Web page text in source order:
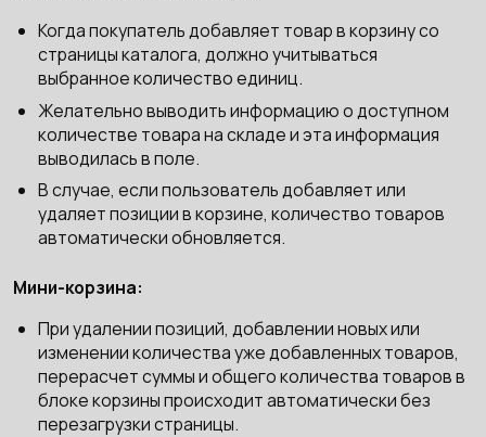
Когда покупатель добавляет товар в корзину со
страницы каталога, должно учитываться
выбранное количество единиц.
Желательно выводить информацию о доступном
количестве товара на складе и эта информация
выводилась в поле.
В случае, если пользователь добавляет или
удаляет позиции в корзине, количество товаров
автоматически обновляется.
Мини-корзина:
При удалении позиций, добавлении новых или
изменении количества уже добавленных товаров,
перерасчет суммы и общего количества товаров в
блоке корзины происходит автоматически без
перезагрузки страницы.